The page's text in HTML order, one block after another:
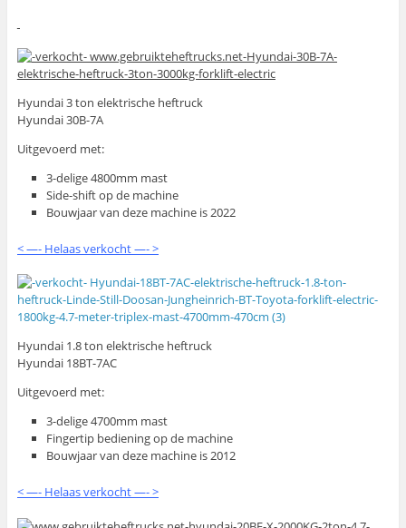
Hyundai 3 ton elektrische heftruck
Hyundai 30B-7A
Uitgevoerd met:
3-delige 4800mm mast
Side-shift op de machine
Bouwjaar van deze machine is 2022
< —- Helaas verkocht —- >
Hyundai 1.8 ton elektrische heftruck
Hyundai 18BT-7AC
Uitgevoerd met:
3-delige 4700mm mast
Fingertip bediening op de machine
Bouwjaar van deze machine is 2012
< —- Helaas verkocht —- >